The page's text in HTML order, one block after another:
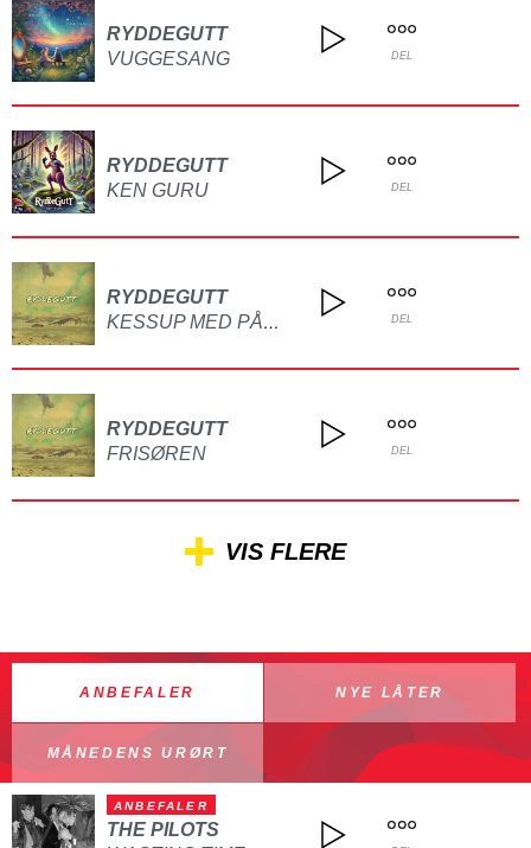
RYDDEGUTT
VUGGESANG
DEL
RYDDEGUTT
KEN GURU
DEL
RYDDEGUTT
KESSUP MED PÅMMFRI DEL
RYDDEGUTT
FRISØREN
DEL
VIS FLERE
ANBEFALER NYE LÅTER
MÅNEDENS URØRT
ANBEFALER
THE PILOTS